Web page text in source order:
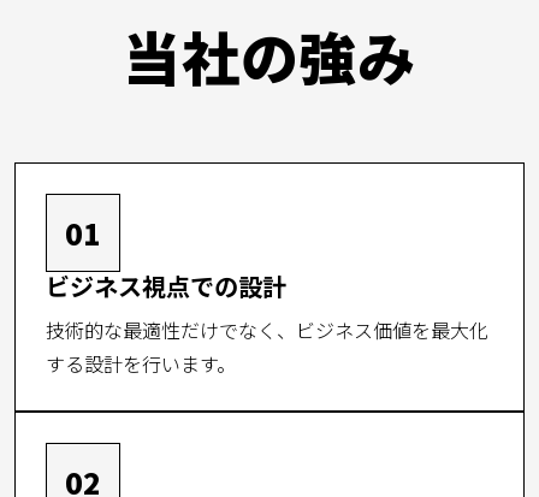
当社の強み
01
ビジネス視点での設計
技術的な最適性だけでなく、ビジネス価値を最大化
する設計を行います。
02